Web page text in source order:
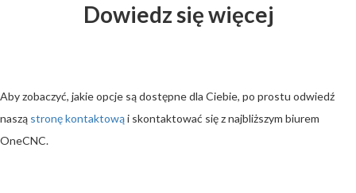
Dowiedz się więcej
Aby zobaczyć, jakie opcje są dostępne dla Ciebie, po prostu odwiedź
naszą stronę kontaktowąi skontaktować się z najbliższym biurem
OneCNC.